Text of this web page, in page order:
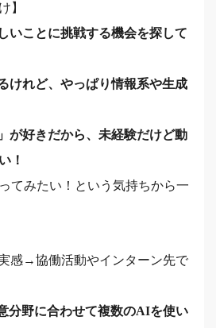
】
いことに挑戦する機会を探して
けれど、やっぱり情報系や生成
が好きだから、未経験だけど動
！
てみたい！という気持ちから一
感→協働活動やインターン先で
分野に合わせて複数のAIを使い